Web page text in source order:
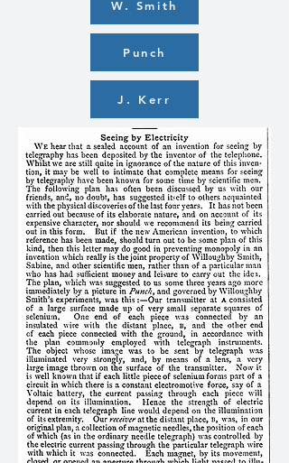
W. Smith
Punch
J. Kerr